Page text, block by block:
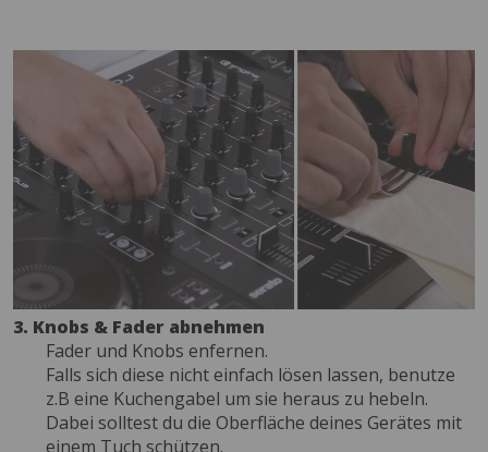
3. Knobs & Fader abnehmen
Fader und Knobs enfernen.
Falls sich diese nicht einfach lösen lassen, benutze
z.B eine Kuchengabel um sie heraus zu hebeln.
Dabei solltest du die Oberfläche deines Gerätes mit
einem Tuch schützen.